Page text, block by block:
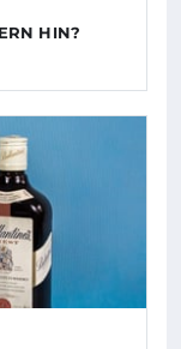
HIN?